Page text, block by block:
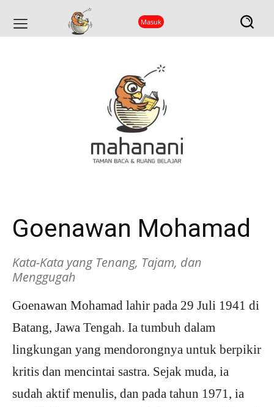
Masuk
Goenawan Mohamad
Kata-Kata yang Tenang, Tajam, dan
Menggugah
Goenawan Mohamad lahir pada 29 Juli 1941 di
Batang, Jawa Tengah. Ia tumbuh dalam
lingkungan yang mendorongnya untuk berpikir
kritis dan mencintai sastra. Sejak muda, ia
sudah aktif menulis, dan pada tahun 1971, ia